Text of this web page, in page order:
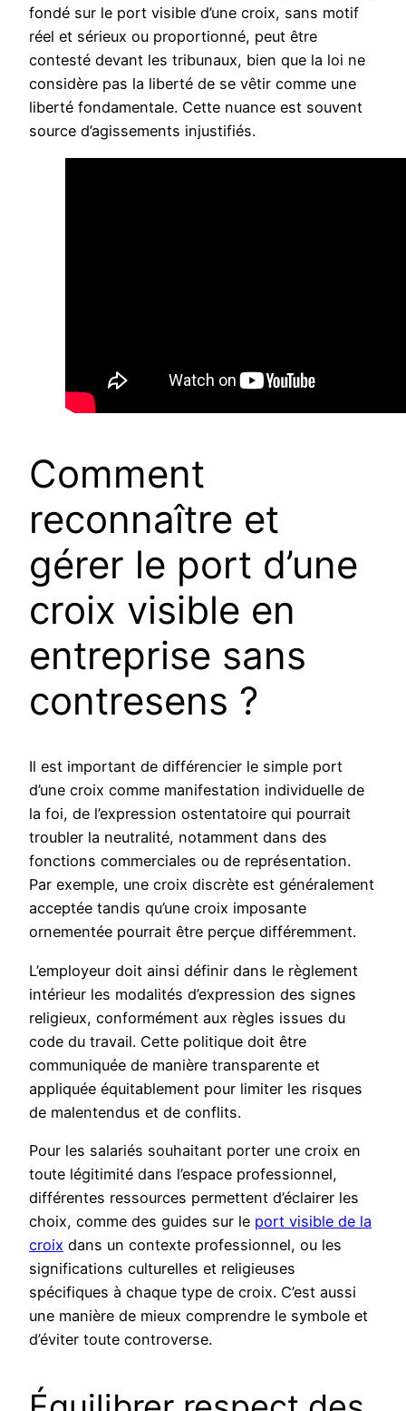
fondé sur le port visible d’une croix, sans motif
réel et sérieux ou proportionné, peut être
contesté devant les tribunaux, bien que la loi ne
considère pas la liberté de se vêtir comme une
liberté fondamentale. Cette nuance est souvent
source d’agissements injustifiés.
Comment
reconnaître et
gérer le port d’une
croix visible en
entreprise sans
contresens ?
Il est important de différencier le simple port
d’une croix comme manifestation individuelle de
la foi, de l’expression ostentatoire qui pourrait
troubler la neutralité, notamment dans des
fonctions commerciales ou de représentation.
Par exemple, une croix discrète est généralement
acceptée tandis qu’une croix imposante
ornementée pourrait être perçue différemment.
L’employeur doit ainsi définir dans le règlement
intérieur les modalités d’expression des signes
religieux, conformément aux règles issues du
code du travail. Cette politique doit être
communiquée de manière transparente et
appliquée équitablement pour limiter les risques
de malentendus et de conflits.
Pour les salariés souhaitant porter une croix en
toute légitimité dans l’espace professionnel,
différentes ressources permettent d’éclairer les
choix, comme des guides sur le port visible de la
croix dans un contexte professionnel, ou les
significations culturelles et religieuses
spécifiques à chaque type de croix. C’est aussi
une manière de mieux comprendre le symbole et
d’éviter toute controverse.